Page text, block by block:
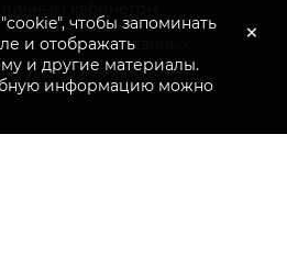
Перейти в каталог
данных
чтобы запоминать
и отображать
и другие материалы.
информацию можно
×